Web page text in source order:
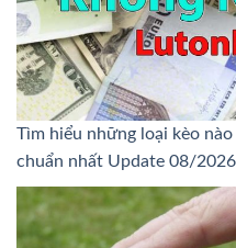
Tìm hiểu những loại kèo
chuẩn nhất Update 08/2026